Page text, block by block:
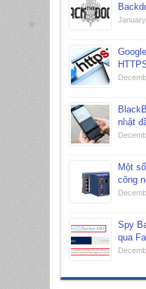
nhật
Một
công
Spy
qua
*
*